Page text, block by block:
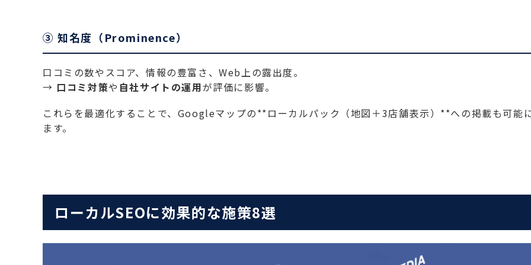
③ 知名度（Prominence）
口コミの数やスコア、情報の豊富さ、Web上の露出度。
→ 口コミ対策や 自社サイトの運用が評価に影響。
これらを最適化することで、Googleマップの**ローカルパック（地図＋3店舗表示）**への掲載も可能
ます。
ローカルSEOに効果的な施策8選